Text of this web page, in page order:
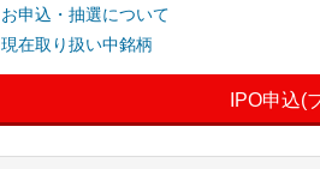
お申込・抽選について
現在取り扱い中銘柄
IPO申込(